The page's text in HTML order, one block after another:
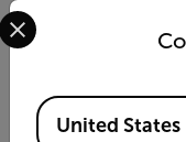
Select your preferred
Available Locations
United States